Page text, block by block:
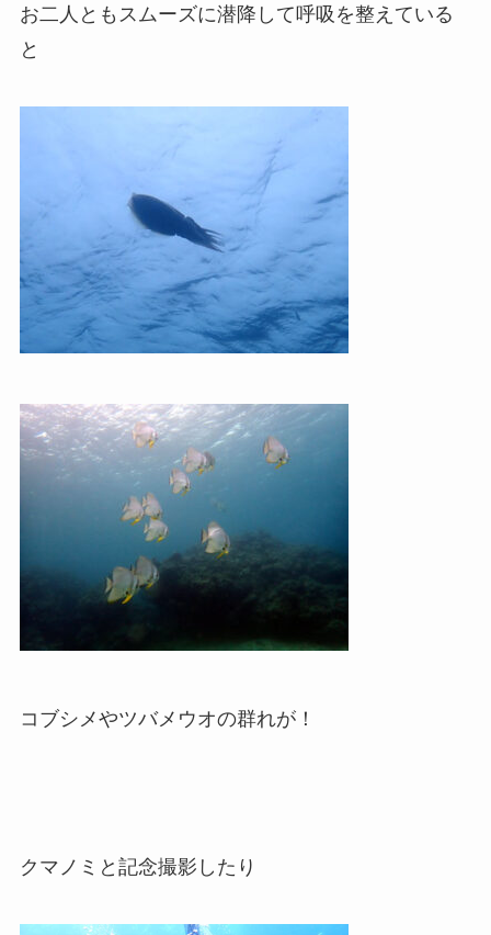
お二人ともスムーズに潜降して呼吸を整えている
と
コブシメやツバメウオの群れが！
クマノミと記念撮影したり